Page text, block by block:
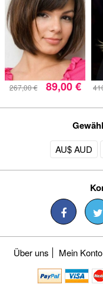
267,00 € 89,00 €
AU$ AUD
Über uns Mein Konto